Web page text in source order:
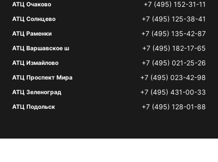
АТЦ Очаково +7 (495) 152-31-11
АТЦ Солнцево +7 (495) 125-38-41
АТЦ Раменки +7 (495) 135-42-87
АТЦ Варшавское ш +7 (495) 182-17-65
АТЦ Измайлово +7 (495) 021-25-26
АТЦ Проспект Мира +7 (495) 023-42-98
АТЦ Зеленоград +7 (495) 431-00-33
АТЦ Подольск +7 (495) 128-01-88